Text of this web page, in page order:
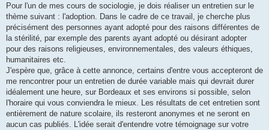
g
n
o
u
Pour l'un de mes cours de sociologie, je dois réaliser un entretien sur le
thème suivant : l'adoption. Dans le cadre de ce travail, je cherche plus
précisément des personnes ayant adopté pour des raisons différentes de
la stérilité, par exemple des parents ayant adopté ou désirant adopter
pour des raisons religieuses, environnementales, des valeurs éthiques,
humanitaires etc.
J'espère que, grâce à cette annonce, certains d'entre vous accepteront de
me rencontrer pour un entretien de durée variable mais qui devrait durer
idéalement une heure, sur Bordeaux et ses environs si possible, selon
l'horaire qui vous conviendra le mieux. Les résultats de cet entretien sont
entièrement de nature scolaire, ils resteront anonymes et ne seront en
aucun cas publiés. L'idée serait d'entendre votre témoignage sur votre